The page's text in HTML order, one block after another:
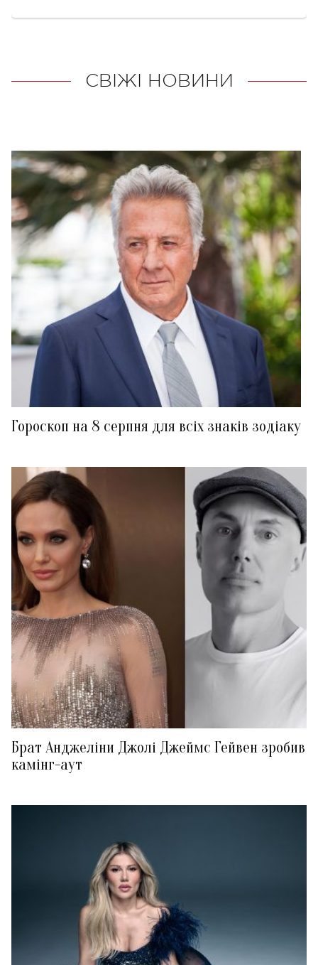
СВІЖІ НОВИНИ
Гороскоп на 8 серпня для всіх знаків зодіаку
Брат Анджеліни Джолі Джеймс Гейвен зробив
камінг-аут